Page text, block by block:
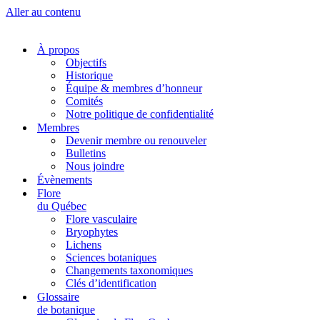
Aller au contenu
À propos
Objectifs
Historique
Équipe & membres d’honneur
Comités
Notre politique de confidentialité
Membres
Devenir membre ou renouveler
Bulletins
Nous joindre
Évènements
Flore
du Québec
Flore vasculaire
Bryophytes
Lichens
Sciences botaniques
Changements taxonomiques
Clés d’identification
Glossaire
de botanique